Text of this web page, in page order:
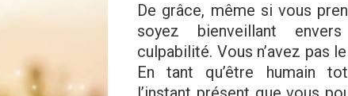
De grâce, même si vous
soyez bienveillant
culpabilité. Vous n’avez pas
En tant qu’être humain